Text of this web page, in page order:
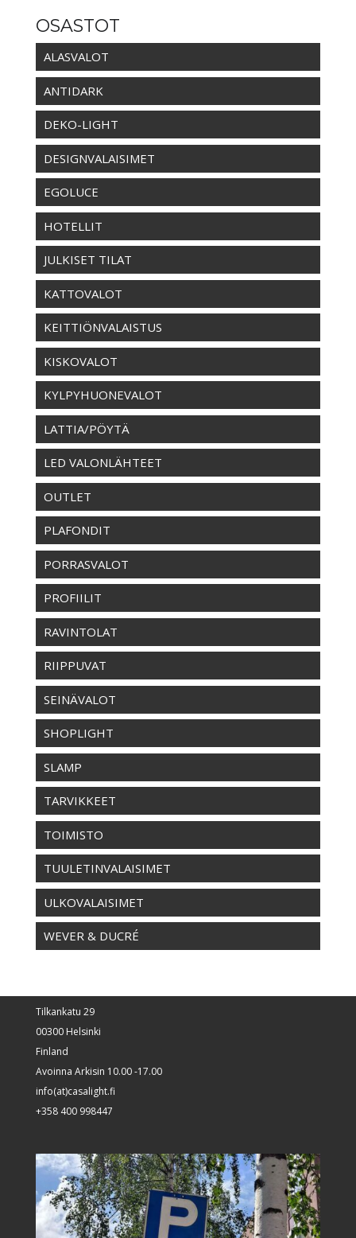
OSASTOT
ALASVALOT
ANTIDARK
DEKO-LIGHT
DESIGNVALAISIMET
EGOLUCE
HOTELLIT
JULKISET TILAT
KATTOVALOT
KEITTIÖNVALAISTUS
KISKOVALOT
KYLPYHUONEVALOT
LATTIA/PÖYTÄ
LED VALONLÄHTEET
OUTLET
PLAFONDIT
PORRASVALOT
PROFIILIT
RAVINTOLAT
RIIPPUVAT
SEINÄVALOT
SHOPLIGHT
SLAMP
TARVIKKEET
TOIMISTO
TUULETINVALAISIMET
ULKOVALAISIMET
WEVER & DUCRÉ
Tilkankatu 29
00300 Helsinki
Finland
Avoinna Arkisin 10.00 -17.00
info(at)casalight.fi
+358 400 998447